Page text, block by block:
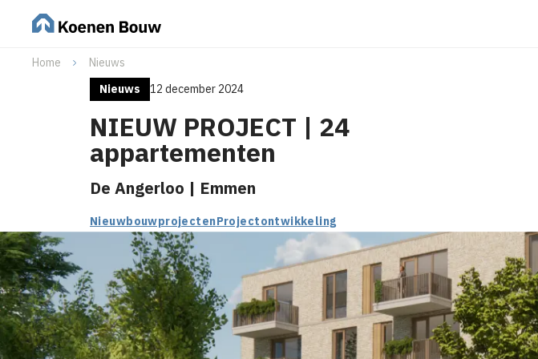
Home
Nieuws
Nieuws
12 december 2024
NIEUW PROJECT | 24
appartementen
De Angerloo | Emmen
NieuwbouwprojectenProjectontwikkeling